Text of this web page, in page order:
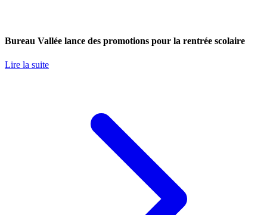
Bureau Vallée lance des promotions pour la rentrée scolaire
Lire la suite